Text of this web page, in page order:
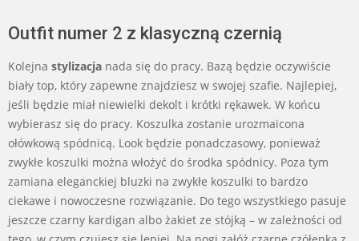
Outfit numer 2 z klasyczną czernią
Kolejna stylizacja nada się do pracy. Bazą będzie oczywiście
biały top, który zapewne znajdziesz w swojej szafie. Najlepiej,
jeśli będzie miał niewielki dekolt i krótki rękawek. W końcu
wybierasz się do pracy. Koszulka zostanie urozmaicona
ołówkową spódnicą. Look będzie ponadczasowy, ponieważ
zwykłe koszulki można włożyć do środka spódnicy. Poza tym
zamiana eleganckiej bluzki na zwykłe koszulki to bardzo
ciekawe i nowoczesne rozwiązanie. Do tego wszystkiego pasuje
jeszcze czarny kardigan albo żakiet ze stójką – w zależności od